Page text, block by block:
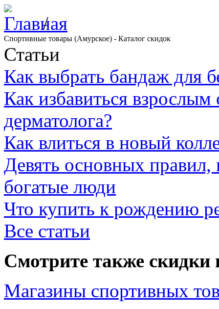
/
Спортивные товары (Амурское) - Каталог скидок
Статьи
Как выбрать бандаж для
Как избавиться
дерматолога?
Как влиться в новый
Девять основных
богатые люди
Что купить к рождению
Все статьи
Смотрите также скидки
Магазины спортивных